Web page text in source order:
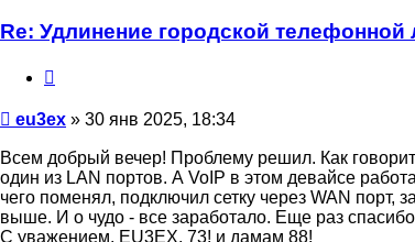
Re: Удлинение городской
Сообщение
eu3ex » 30 янв 2025, 18:34
Всем добрый вечер! Проблему решил. Как
один из LAN портов. А VoIP в этом девайсе
чего поменял, подключил сетку через WAN порт,
выше. И о чудо - все заработало. Еще раз
С уважением, EU3EX. 73! и дамам 88!